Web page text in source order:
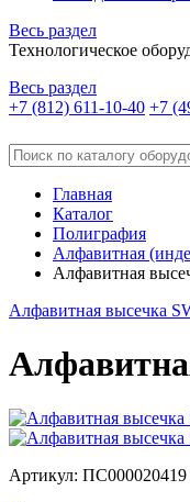
Весь раздел
Технологическое
Весь раздел
+7 (812) 611-10-40 +7
Главная
Каталог
Полиграфия
Алфавитная
Алфавитная
Алфавитная высечка
Артикул: ПС000020419